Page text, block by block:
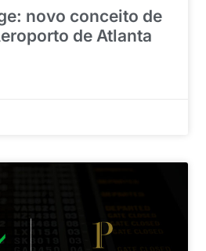
novo conceito de
de Atlanta